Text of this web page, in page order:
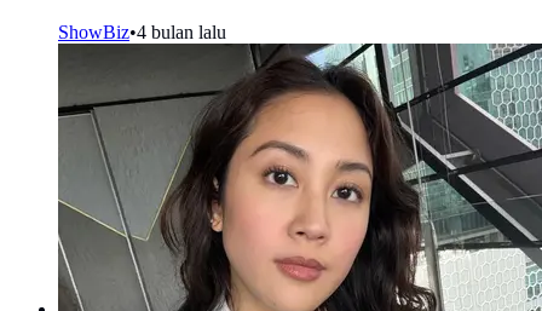
ShowBiz•4 bulan lalu